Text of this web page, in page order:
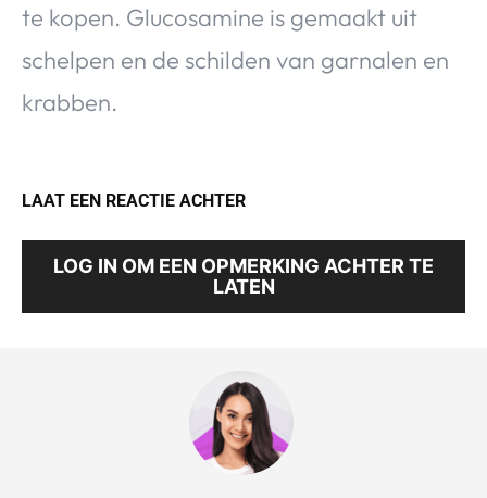
te kopen. Glucosamine is gemaakt uit
schelpen en de schilden van garnalen en
krabben.
LAAT EEN REACTIE ACHTER
LOG IN OM EEN OPMERKING ACHTER TE
LATEN